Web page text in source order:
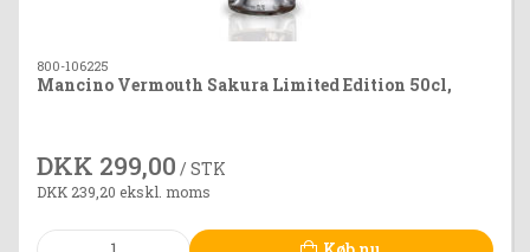
800-106225
Mancino Vermouth Sakura Limited Edition 50cl,
DKK 299,00 / STK
DKK 239,20 ekskl. moms